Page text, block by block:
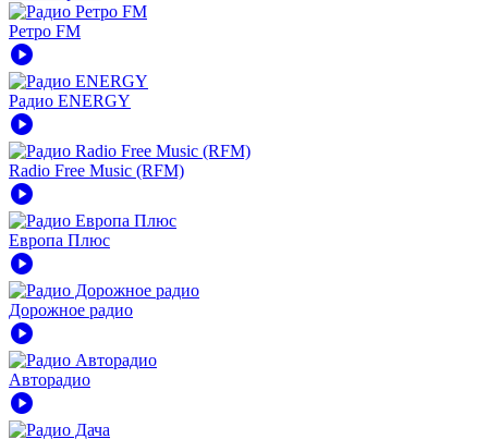
Ретро FM
play_circle
Радио ENERGY
play_circle
Radio Free Music (RFM)
play_circle
Европа Плюс
play_circle
Дорожное радио
play_circle
Авторадио
play_circle